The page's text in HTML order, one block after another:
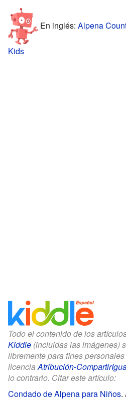
En inglés: Alpena
Kids
Todo el contenido de los
Kiddle (incluidas las imágenes)
libremente para fines
licenciaAtribución-
lo contrario. Citar este artículo:
Condado de Alpena para Niños.